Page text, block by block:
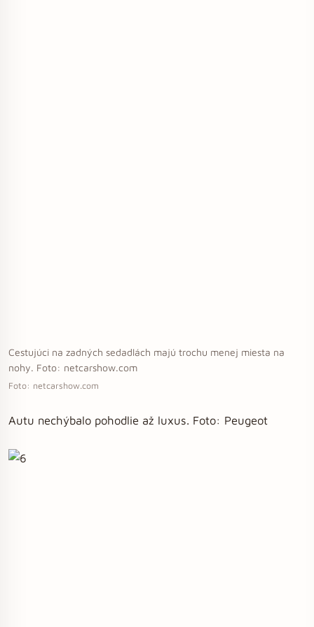
Cestujúci na zadných sedadlách majú trochu menej miesta na
nohy. Foto: netcarshow.com
Foto: netcarshow.com
Autu nechýbalo pohodlie až luxus. Foto: Peugeot